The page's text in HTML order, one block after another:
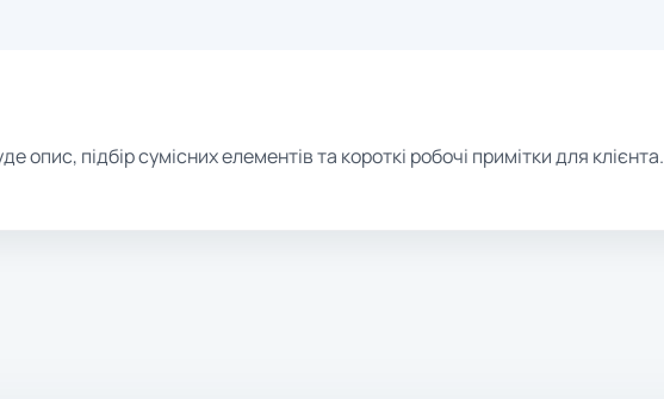
опис, підбір сумісних елементів та короткі робочі примітки для клієнта.